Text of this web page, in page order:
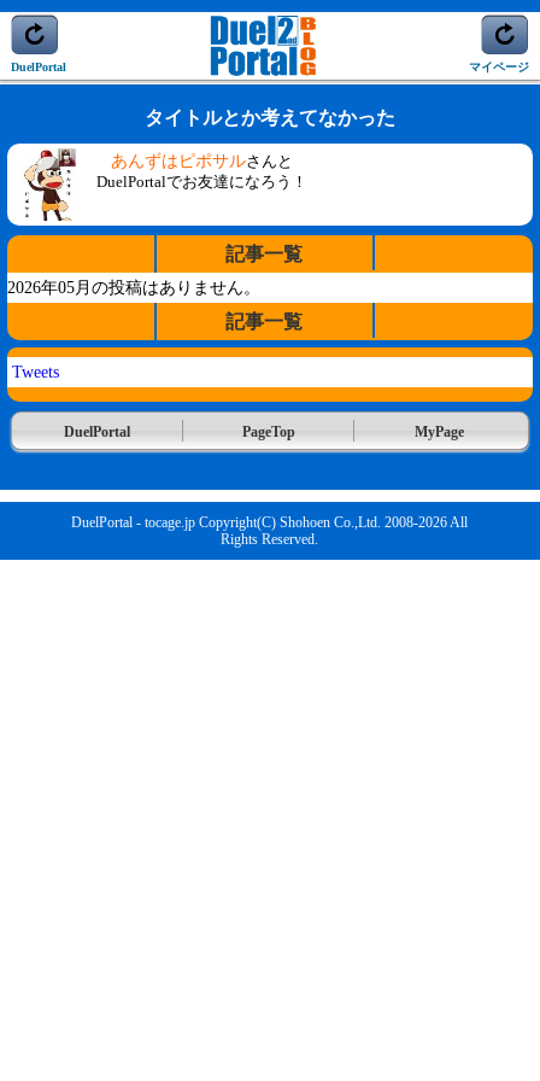
DuelPortal マイページ
タイトルとか考えてなかった
あんずはピポサルさんと
DuelPortalでお友達になろう！
記事一覧
2026年05月の投稿はありません。
記事一覧
Tweets
DuelPortal PageTop MyPage
DuelPortal - tocage.jp Copyright(C) Shohoen Co.,Ltd. 2008-2026 All
Rights Reserved.